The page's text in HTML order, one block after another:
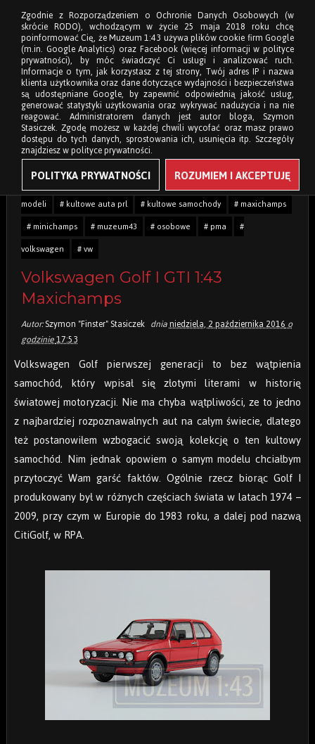
Tagi: # 1:43 # citigolf # diecast # golf # gti
# kolekcja
modeli
# kultowe auta prl # kultowe samochody
# maxichamps
# minichamps
# muzeum43 # osobowe # pma
#
volkswagen
# vw
Volkswagen Golf I GTI 1:43
Maxichamps
Autor:Szymon "Finster" Stasiczek dnianiedziela, 2 października 2016o
godzinie17:53
Volkswagen Golf pierwszej generacji to bez wątpienia
samochód, który wpisał się złotymi literami w historię
światowej motoryzacji. Nie ma chyba wątpliwości, ze to jedno
z najbardziej rozpoznawalnych aut na całym świecie, dlatego
też postanowiłem wzbogacić swoją kolekcję o ten kultowy
samochód. Nim jednak opowiem o samym modelu chciałbym
przytoczyć Wam garść faktów. Ogólnie rzecz biorąc Golf I
produkowany był w różnych częściach świata w latach 1974 –
2009, przy czym w Europie do 1983 roku, a dalej pod nazwą
CitiGolf, w RPA.
Zgodnie z Rozporządzeniem o Ochronie Danych Osobowych (w
skrócie RODO), wchodzącym w życie 25 maja 2018 roku chcę
poinformować Cię, że Muzeum 1:43 używa plików cookie firm Google
(m.in. Google Analytics) oraz Facebook (więcej informacji w polityce
prywatności), by móc świadczyć Ci usługi i analizować ruch.
Informacje o tym, jak korzystasz z tej strony, Twój adres IP i nazwa
klienta użytkownika oraz dane dotyczące wydajności i bezpieczeństwa
są udostępniane Google, by zapewnić odpowiednią jakość usług,
generować statystyki użytkowania oraz wykrywać nadużycia i na nie
reagować. Administratorem danych jest autor bloga, Szymon
Stasiczek. Zgodę możesz w każdej chwili wycofać oraz masz prawo
dostępu do tych danych, sprostowania ich, usunięcia itp. Szczegóły
znajdziesz w polityce prywatności.
POLITYKA PRYWATNOŚCI ROZUMIEM I AKCEPTUJĘ